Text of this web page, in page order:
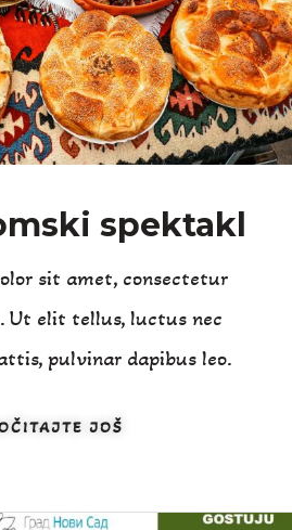
spektakl
sit amet, consectetur
Ut elit tellus, luctus nec
pulvinar dapibus leo.
JOŠ